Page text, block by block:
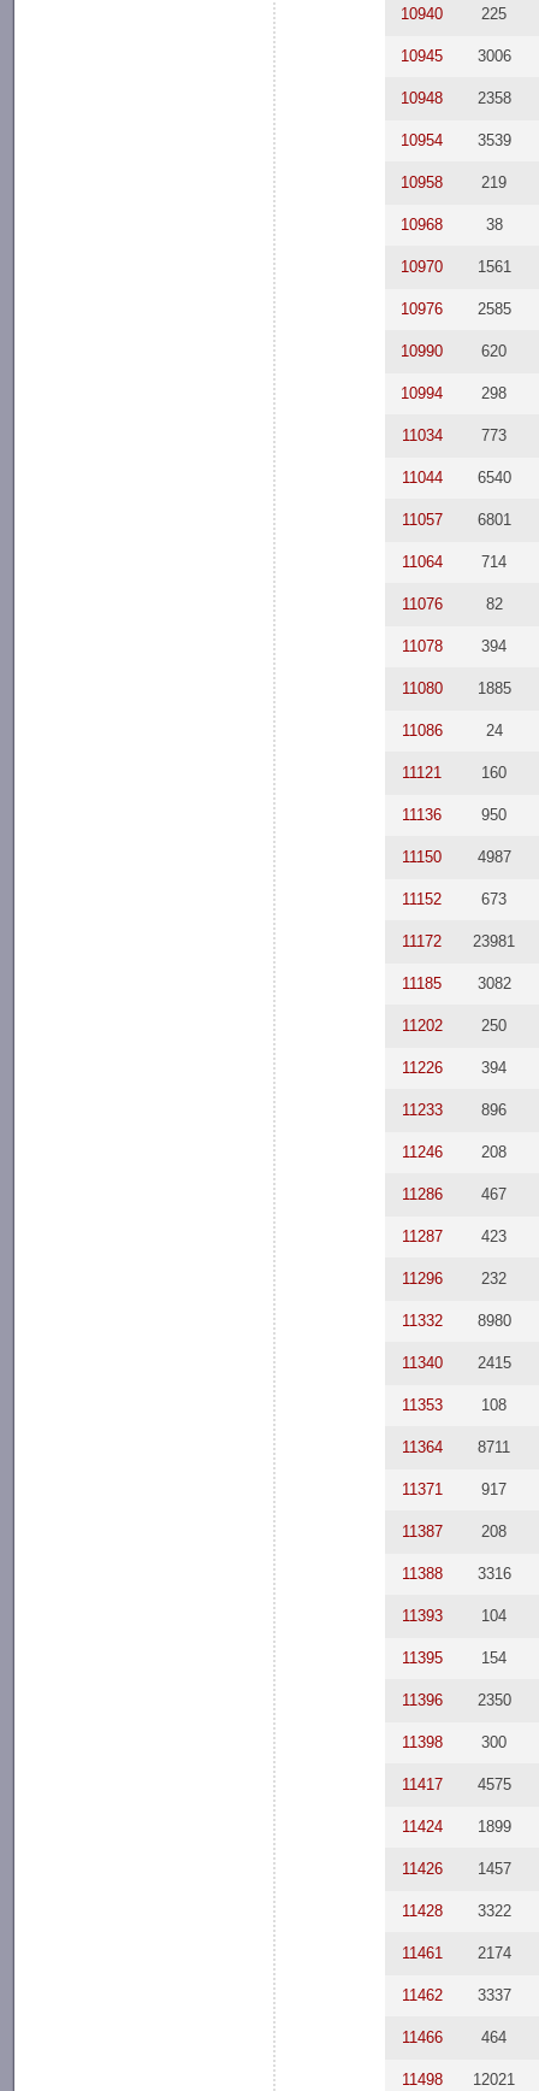
10940 225
10945 3006
10948 2358
10954 3539
10958 219
10968 38
10970 1561
10976 2585
10990 620
10994 298
11034 773
11044 6540
11057 6801
11064 714
11076 82
11078 394
11080 1885
11086 24
11121 160
11136 950
11150 4987
11152 673
11172 23981
11185 3082
11202 250
11226 394
11233 896
11246 208
11286 467
11287 423
11296 232
11332 8980
11340 2415
11353 108
11364 8711
11371 917
11387 208
11388 3316
11393 104
11395 154
11396 2350
11398 300
11417 4575
11424 1899
11426 1457
11428 3322
11461 2174
11462 3337
11466 464
11498 12021